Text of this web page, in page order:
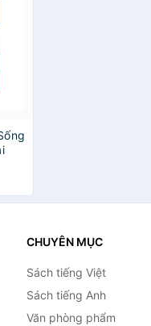
CHUYÊN MỤC
Sách tiếng Việt
Sách tiếng Anh
Văn phòng phẩm